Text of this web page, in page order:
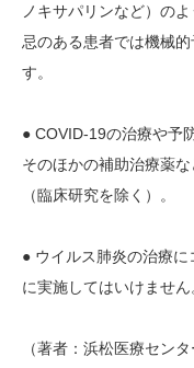
ノキサパリンなど）の
忌のある患者では機械
す。
● COVID-19の治療や予
そのほかの補助治療薬
（臨床研究を除く）。
● ウイルス肺炎の治療
に実施してはいけません
（著者：浜松医療セン